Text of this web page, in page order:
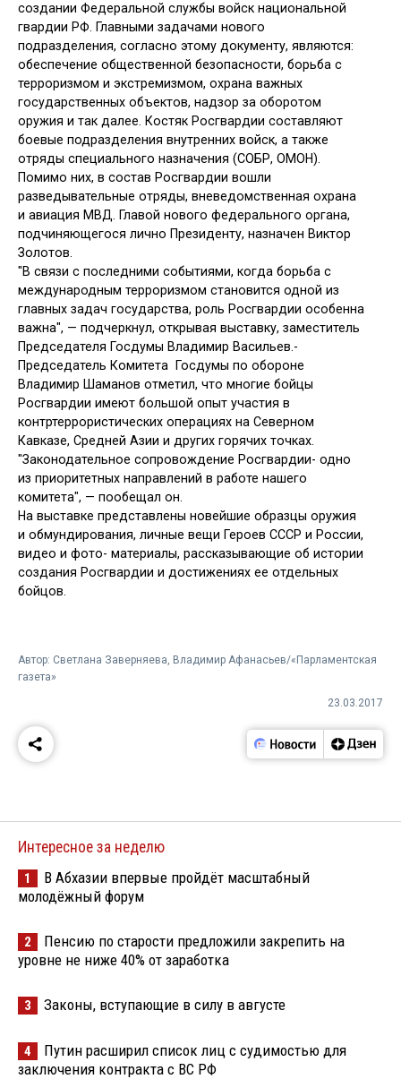
создании Федеральной службы войск национальной
гвардии РФ. Главными задачами нового
подразделения, согласно этому документу, являются:
обеспечение общественной безопасности, борьба с
терроризмом и экстремизмом, охрана важных
государственных объектов, надзор за оборотом
оружия и так далее. Костяк Росгвардии составляют
боевые подразделения внутренних войск, а также
отряды специального назначения (СОБР, ОМОН).
Помимо них, в состав Росгвардии вошли
разведывательные отряды, вневедомственная охрана
и авиация МВД. Главой нового федерального органа,
подчиняющегося лично Президенту, назначен Виктор
Золотов.
"В связи с последними событиями, когда борьба с
международным терроризмом становится одной из
главных задач государства, роль Росгвардии особенна
важна", — подчеркнул, открывая выставку, заместитель
Председателя Госдумы Владимир Васильев.-
Председатель Комитета Госдумы по обороне
Владимир Шаманов отметил, что многие бойцы
Росгвардии имеют большой опыт участия в
контртеррористических операциях на Северном
Кавказе, Средней Азии и других горячих точках.
"Законодательное сопровождение Росгвардии- одно
из приоритетных направлений в работе нашего
комитета", — пообещал он.
На выставке представлены новейшие образцы оружия
и обмундирования, личные вещи Героев СССР и России,
видео и фото- материалы, рассказывающие об истории
создания Росгвардии и достижениях ее отдельных
бойцов.
Автор: Светлана Заверняева, Владимир Афанасьев/«Парламентская
газета»
23.03.2017
Интересное за неделю
1
В Абхазии впервые пройдёт масштабный
молодёжный форум
2
Пенсию по старости предложили закрепить на
уровне не ниже 40% от заработка
3 Законы, вступающие в силу в августе
4
Путин расширил список лиц с судимостью для
заключения контракта с ВС РФ